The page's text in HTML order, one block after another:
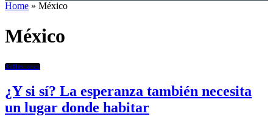
Home » México
México
Reflexiones
¿Y si sí? La esperanza también necesita
un lugar donde habitar